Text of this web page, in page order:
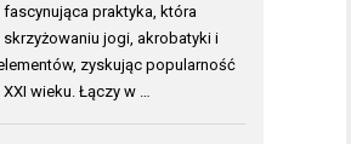
praktyka, która
skrzyżowaniu jogi, akrobatyki i
zyskując popularność
wieku. Łączy w …